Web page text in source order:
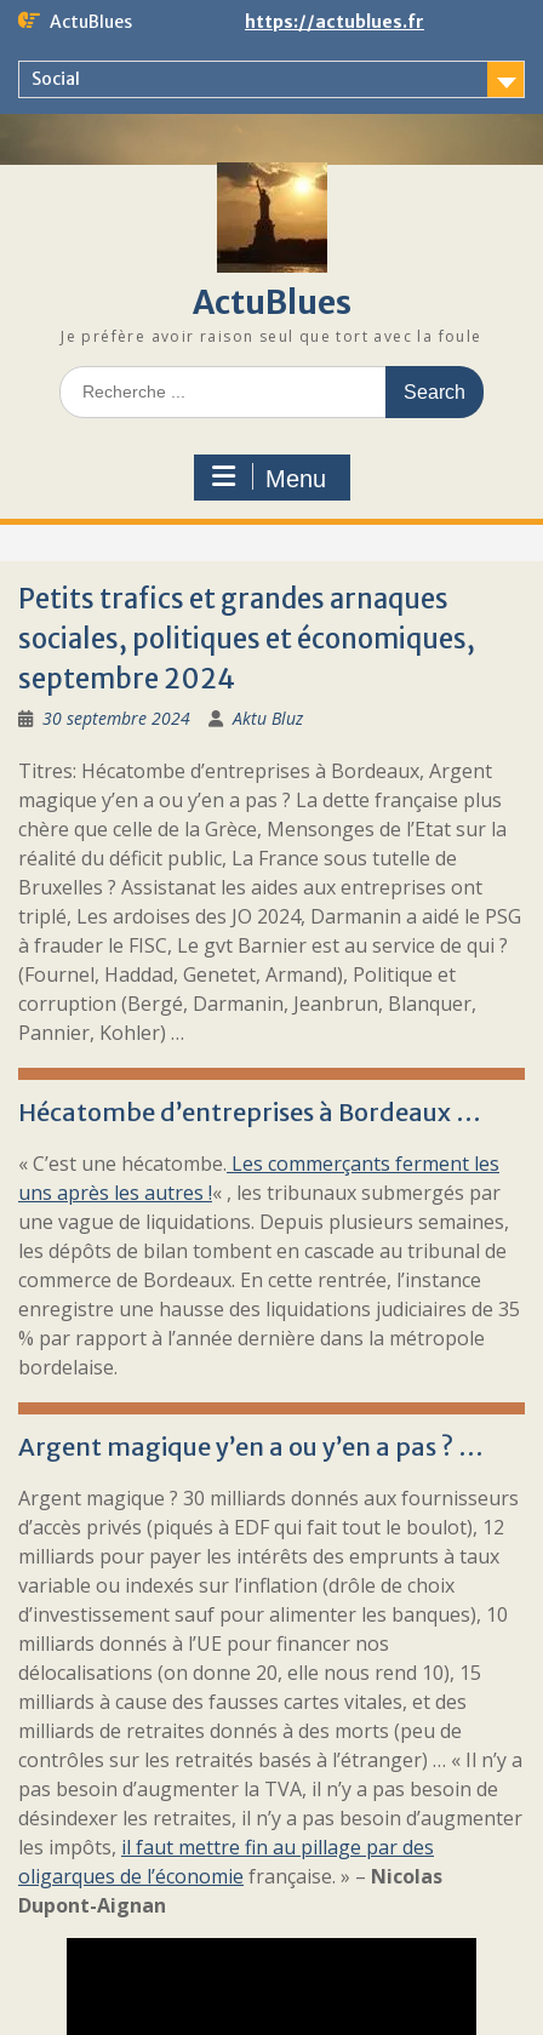
Skip
content
ActuBlues https://actublues.fr
Social
ActuBlues
Je préfère avoir raison seul que tort avec la foule
Search
for:
Menu
Petits trafics et grandes arnaques
sociales, politiques et économiques,
septembre 2024
30 septembre 2024 Aktu Bluz
Titres: Hécatombe d’entreprises à Bordeaux, Argent
magique y’en a ou y’en a pas ? La dette française plus
chère que celle de la Grèce, Mensonges de l’Etat sur la
réalité du déficit public, La France sous tutelle de
Bruxelles ? Assistanat les aides aux entreprises ont
triplé, Les ardoises des JO 2024, Darmanin a aidé le PSG
à frauder le FISC, Le gvt Barnier est au service de qui ?
(Fournel, Haddad, Genetet, Armand), Politique et
corruption (Bergé, Darmanin, Jeanbrun, Blanquer,
Pannier, Kohler) …
Hécatombe d’entreprises à Bordeaux …
« C’est une hécatombe. Les commerçants ferment les
uns après les autres !« , les tribunaux submergés par
une vague de liquidations. Depuis plusieurs semaines,
les dépôts de bilan tombent en cascade au tribunal de
commerce de Bordeaux. En cette rentrée, l’instance
enregistre une hausse des liquidations judiciaires de 35
% par rapport à l’année dernière dans la métropole
bordelaise.
Argent magique y’en a ou y’en a pas ? …
Argent magique ? 30 milliards donnés aux fournisseurs
d’accès privés (piqués à EDF qui fait tout le boulot), 12
milliards pour payer les intérêts des emprunts à taux
variable ou indexés sur l’inflation (drôle de choix
d’investissement sauf pour alimenter les banques), 10
milliards donnés à l’UE pour financer nos
délocalisations (on donne 20, elle nous rend 10), 15
milliards à cause des fausses cartes vitales, et des
milliards de retraites donnés à des morts (peu de
contrôles sur les retraités basés à l’étranger) … « Il n’y a
pas besoin d’augmenter la TVA, il n’y a pas besoin de
désindexer les retraites, il n’y a pas besoin d’augmenter
les impôts, il faut mettre fin au pillage par des
oligarques de l’économie française. » – Nicolas
Dupont-Aignan